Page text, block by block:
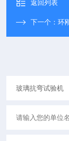
返回列表
下一个：环